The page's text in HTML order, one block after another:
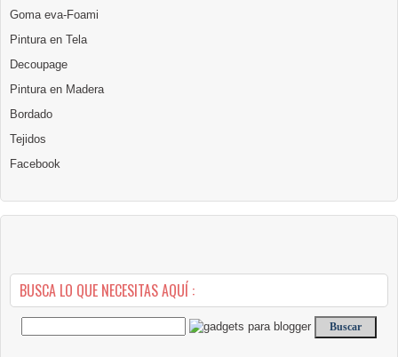
Goma eva-Foami
Pintura en Tela
Decoupage
Pintura en Madera
Bordado
Tejidos
Facebook
BUSCA LO QUE NECESITAS AQUÍ :